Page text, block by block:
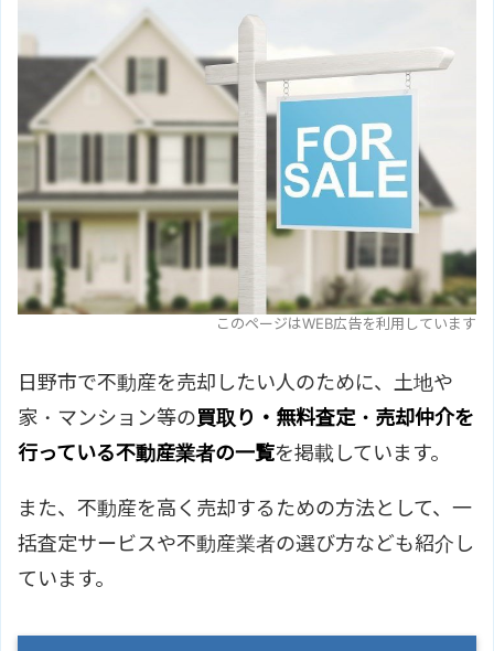
このページはWEB広告を利用しています
日野市で不動産を売却したい人のために、土地や
家・マンション等の買取り・無料査定・売却仲介を
行っている不動産業者の一覧を掲載しています。
また、不動産を高く売却するための方法として、一
括査定サービスや不動産業者の選び方なども紹介し
ています。